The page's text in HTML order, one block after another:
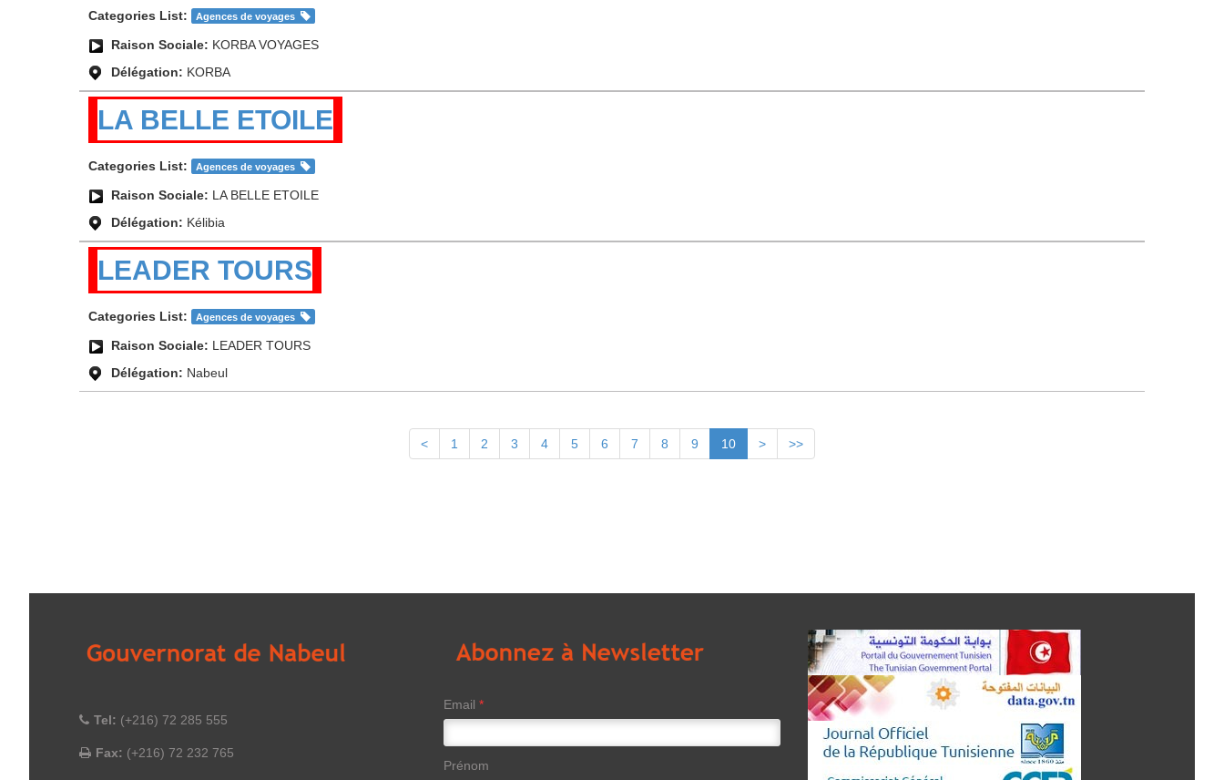
Categories List: Agences de voyages
Raison Sociale: KORBA VOYAGES
Délégation: KORBA
LA BELLE ETOILE
Categories List: Agences de voyages
Raison Sociale: LA BELLE ETOILE
Délégation: Kélibia
LEADER TOURS
Categories List: Agences de voyages
Raison Sociale: LEADER TOURS
Délégation: Nabeul
< 1 2 3 4 5 6 7 8 9 10 > >>
Tel: (+216) 72 285 555
Fax: (+216) 72 232 765
Email *
Prénom